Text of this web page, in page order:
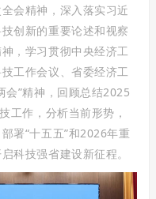
会精神，深入落实习近
创新的重要论述和视察
，学习贯彻中央经济工
工作会议、省委经济工
会”精神，回顾总结2025
工作，分析当前形势，
署“十五五”和2026年重
科技强省建设新征程。